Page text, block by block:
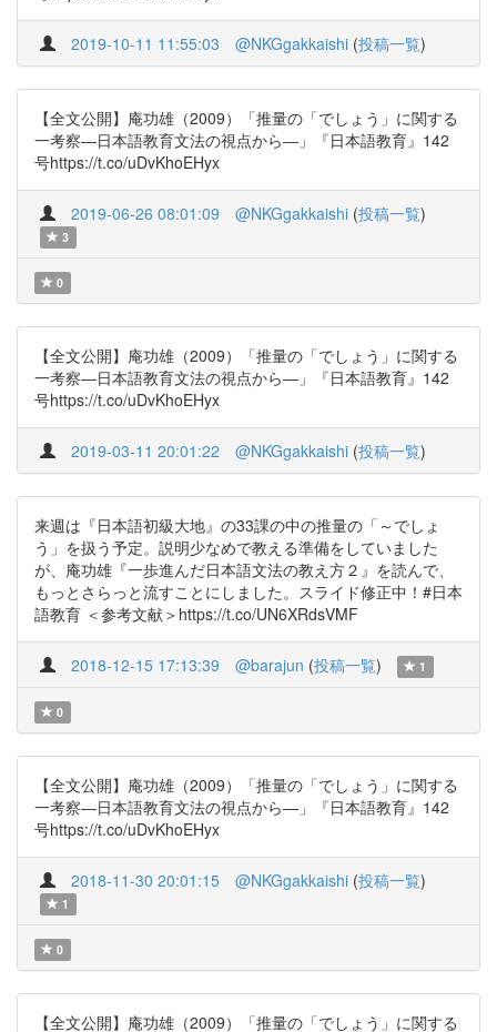
2019-10-11 11:55:03 @NKGgakkaishi (投稿一覧)
【全文公開】庵功雄（2009）「推量の「でしょう」に関する
一考察―日本語教育文法の視点から―」『日本語教育』142
号https://t.co/uDvKhoEHyx
2019-06-26 08:01:09 @NKGgakkaishi (投稿一覧)
3
0
【全文公開】庵功雄（2009）「推量の「でしょう」に関する
一考察―日本語教育文法の視点から―」『日本語教育』142
号https://t.co/uDvKhoEHyx
2019-03-11 20:01:22 @NKGgakkaishi (投稿一覧)
来週は『日本語初級大地』の33課の中の推量の「～でしょ
う」を扱う予定。説明少なめで教える準備をしていました
が、庵功雄『一歩進んだ日本語文法の教え方２』を読んで、
もっとさらっと流すことにしました。スライド修正中！#日本
語教育 ＜参考文献＞https://t.co/UN6XRdsVMF
2018-12-15 17:13:39 @barajun (投稿一覧) 1
0
【全文公開】庵功雄（2009）「推量の「でしょう」に関する
一考察―日本語教育文法の視点から―」『日本語教育』142
号https://t.co/uDvKhoEHyx
2018-11-30 20:01:15 @NKGgakkaishi (投稿一覧)
1
0
【全文公開】庵功雄（2009）「推量の「でしょう」に関する